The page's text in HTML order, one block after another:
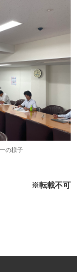
の様子
※転載不可